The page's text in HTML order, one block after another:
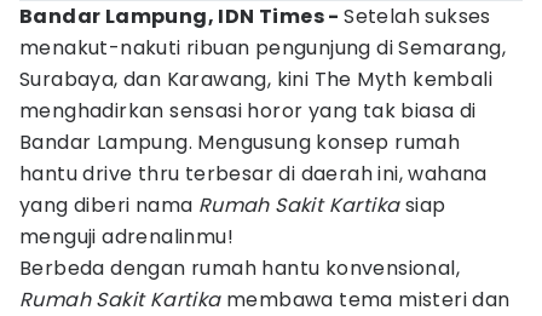
Bandar Lampung, IDN Times -Setelah sukses
menakut-nakuti ribuan pengunjung di Semarang,
Surabaya, dan Karawang, kini The Myth kembali
menghadirkan sensasi horor yang tak biasa di
Bandar Lampung. Mengusung konsep rumah
hantu drive thru terbesar di daerah ini, wahana
yang diberi nama Rumah Sakit Kartikasiap
menguji adrenalinmu!
Berbeda dengan rumah hantu konvensional,
Rumah Sakit Kartikamembawa tema misteri dan